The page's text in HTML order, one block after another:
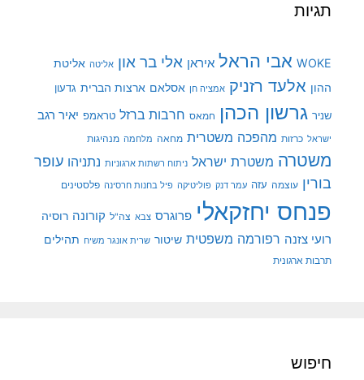
תגיות
WOKE אבי הראל איראן אלי בר און אליטה אליטת
ההון אלעד רזניק אמציה חן אסלאם ארצות הברית גדעון
שניר גרשון הכהן חמאס חרבות ברזל טראמפ יאיר רגב
ישראל כרזות מהפכה משטרית מחאה מלחמה מנהיגות
משטרה משטרת ישראל ניתוח רשתות ארגוניות נתניהו עופר
בורין עוצמה עזה עמר דנק פוליטיקה פיל בחנות חרסינה פלסטינים
פנחס יחזקאלי פרוגרס צבא צה"ל קורונה רוסיה
רועי צזנה רפורמה משפטית שיטור שרית אונגר משיח תהילים
תרבות ארגונית
חיפוש